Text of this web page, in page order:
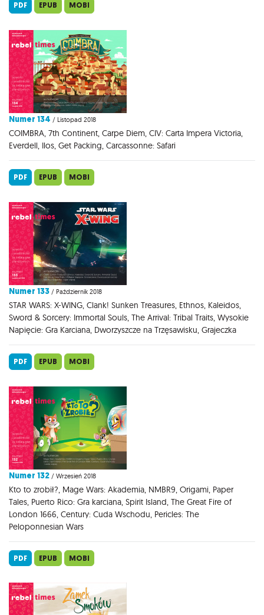
PDF EPUB MOBI
Numer 134 / Listopad 2018
COIMBRA, 7th Continent, Carpe Diem, CIV: Carta Impera Victoria,
Everdell, Ilos, Get Packing, Carcassonne: Safari
PDF EPUB MOBI
Numer 133 / Październik 2018
STAR WARS: X-WING, Clank! Sunken Treasures, Ethnos, Kaleidos,
Sword & Sorcery: Immortal Souls, The Arrival: Tribal Traits, Wysokie
Napięcie: Gra Karciana, Dworzyszcze na Trzęsawisku, Grajeczka
PDF EPUB MOBI
Numer 132 / Wrzesień 2018
Kto to zrobił?, Mage Wars: Akademia, NMBR9, Origami, Paper
Tales, Puerto Rico: Gra karciana, Spirit Island, The Great Fire of
London 1666, Century: Cuda Wschodu, Pericles: The
Peloponnesian Wars
PDF EPUB MOBI